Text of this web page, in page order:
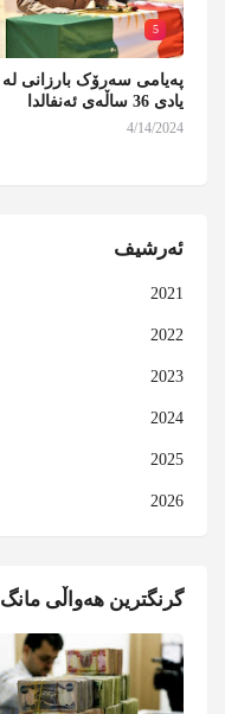
5
پەیامی سەرۆک بارزانی لە
یادی 36 ساڵەی ئەنفالدا
4/14/2024
ئەرشیف
2021
2022
2023
2024
2025
2026
گرنگترین هەواڵی مانگ